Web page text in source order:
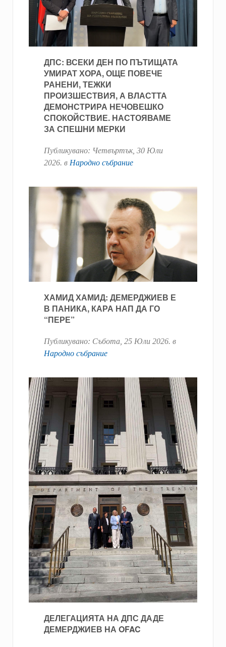
ДПС: ВСЕКИ ДЕН ПО ПЪТИЩАТА
УМИРАТ ХОРА, ОЩЕ ПОВЕЧЕ
РАНЕНИ, ТЕЖКИ
ПРОИЗШЕСТВИЯ, А ВЛАСТТА
ДЕМОНСТРИРА НЕЧОВЕШКО
СПОКОЙСТВИЕ. НАСТОЯВАМЕ
ЗА СПЕШНИ МЕРКИ
Публикувано: Четвъртък, 30 Юли
2026. в Народно събрание
ХАМИД ХАМИД: ДЕМЕРДЖИЕВ Е
В ПАНИКА, КАРА НАП ДА ГО
“ПЕРЕ”
Публикувано: Събота, 25 Юли 2026. в
Народно събрание
ДЕЛЕГАЦИЯТА НА ДПС ДАДЕ
ДЕМЕРДЖИЕВ НА OFAC